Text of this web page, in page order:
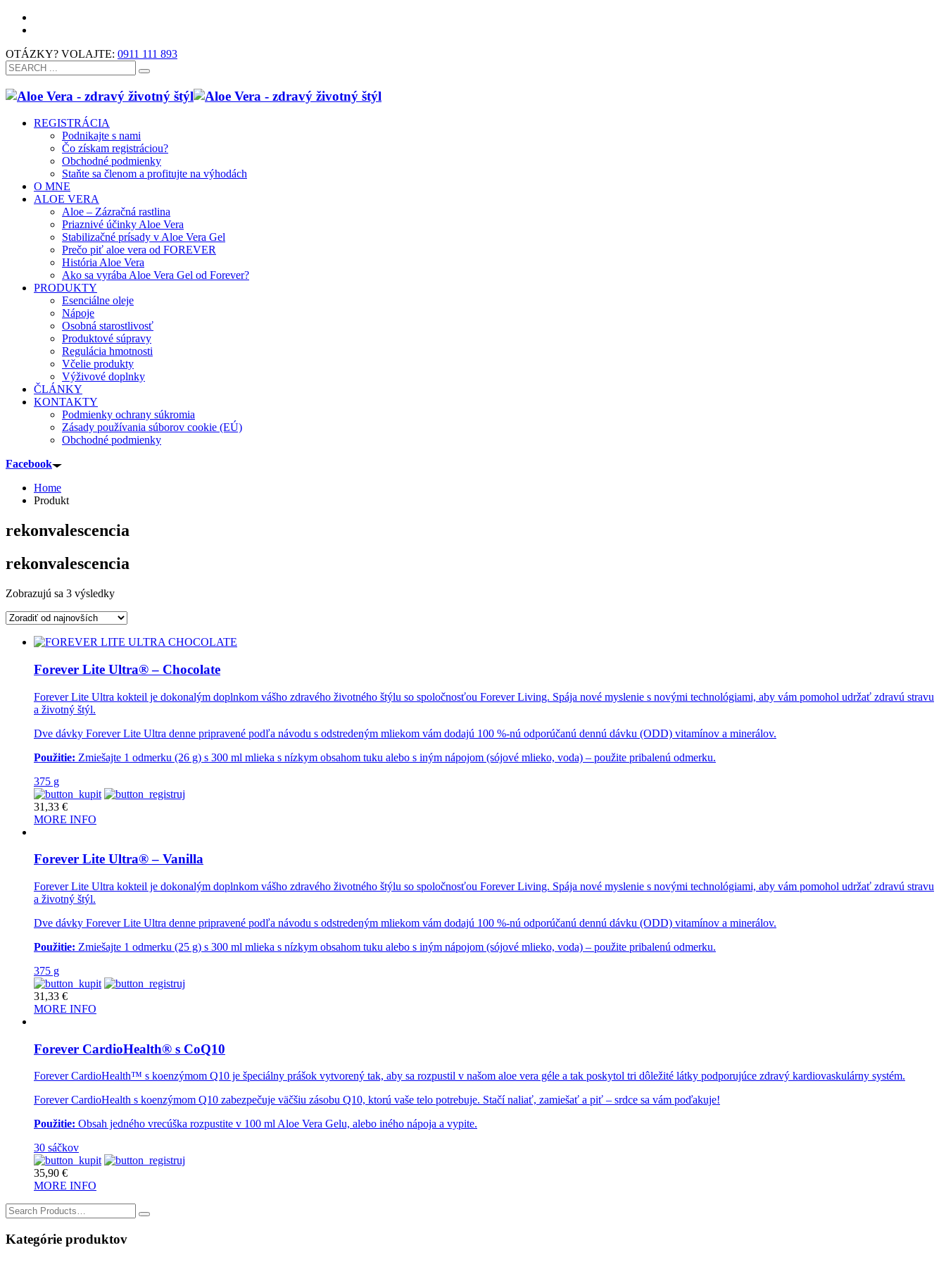
OTÁZKY? VOLAJTE: 0911 111 893
REGISTRÁCIA
Podnikajte s nami
Čo získam registráciou?
Obchodné podmienky
Staňte sa členom a profitujte na výhodách
O MNE
ALOE VERA
Aloe – Zázračná rastlina
Priaznivé účinky Aloe Vera
Stabilizačné prísady v Aloe Vera Gel
Prečo piť aloe vera od FOREVER
História Aloe Vera
Ako sa vyrába Aloe Vera Gel od Forever?
PRODUKTY
Esenciálne oleje
Nápoje
Osobná starostlivosť
Produktové súpravy
Regulácia hmotnosti
Včelie produkty
Výživové doplnky
ČLÁNKY
KONTAKTY
Podmienky ochrany súkromia
Zásady používania súborov cookie (EÚ)
Obchodné podmienky
Facebook
Home
Produkt
rekonvalescencia
rekonvalescencia
Zobrazujú sa 3 výsledkySorted
latest
Forever Lite Ultra® – Chocolate
Forever Lite Ultra kokteil je dokonalým doplnkom vášho zdravého životného štýlu so spoločnosťou Forever Living. Spája nové myslenie s novými technológiami, aby vám pomohol udržať zdravú stravu
a životný štýl.
Dve dávky Forever Lite Ultra denne pripravené podľa návodu s odstredeným mliekom vám dodajú 100 %-nú odporúčanú dennú dávku (ODD) vitamínov a minerálov.
Použitie: Zmiešajte 1 odmerku (26 g) s 300 ml mlieka s nízkym obsahom tuku alebo s iným nápojom (sójové mlieko, voda) – použite pribalenú odmerku.
375 g
31,33 €
MORE INFO
Forever Lite Ultra® – Vanilla
Forever Lite Ultra kokteil je dokonalým doplnkom vášho zdravého životného štýlu so spoločnosťou Forever Living. Spája nové myslenie s novými technológiami, aby vám pomohol udržať zdravú stravu
a životný štýl.
Dve dávky Forever Lite Ultra denne pripravené podľa návodu s odstredeným mliekom vám dodajú 100 %-nú odporúčanú dennú dávku (ODD) vitamínov a minerálov.
Použitie: Zmiešajte 1 odmerku (25 g) s 300 ml mlieka s nízkym obsahom tuku alebo s iným nápojom (sójové mlieko, voda) – použite pribalenú odmerku.
375 g
31,33 €
MORE INFO
Forever CardioHealth® s CoQ10
Forever CardioHealth™ s koenzýmom Q10 je špeciálny prášok vytvorený tak, aby sa rozpustil v našom aloe vera géle a tak poskytol tri dôležité látky podporujúce zdravý kardiovaskulárny systém.
Forever CardioHealth s koenzýmom Q10 zabezpečuje väčšiu zásobu Q10, ktorú vaše telo potrebuje. Stačí naliať, zamiešať a piť – srdce sa vám poďakuje!
Použitie: Obsah jedného vrecúška rozpustite v 100 ml Aloe Vera Gelu, alebo iného nápoja a vypite.
30 sáčkov
35,90 €
MORE INFO
Search
for:
Kategórie produktov